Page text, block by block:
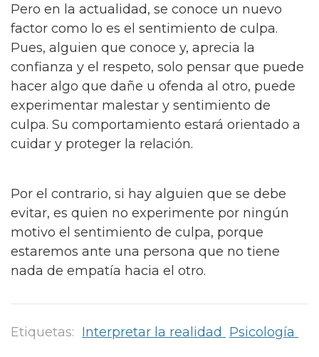
Pero en la actualidad, se conoce un nuevo
factor como lo es el sentimiento de culpa.
Pues, alguien que conoce y, aprecia la
confianza y el respeto, solo pensar que puede
hacer algo que dañe u ofenda al otro, puede
experimentar malestar y sentimiento de
culpa. Su comportamiento estará orientado a
cuidar y proteger la relación.
Por el contrario, si hay alguien que se debe
evitar, es quien no experimente por ningún
motivo el sentimiento de culpa, porque
estaremos ante una persona que no tiene
nada de empatía hacia el otro.
Etiquetas: Interpretar la realidad Psicología